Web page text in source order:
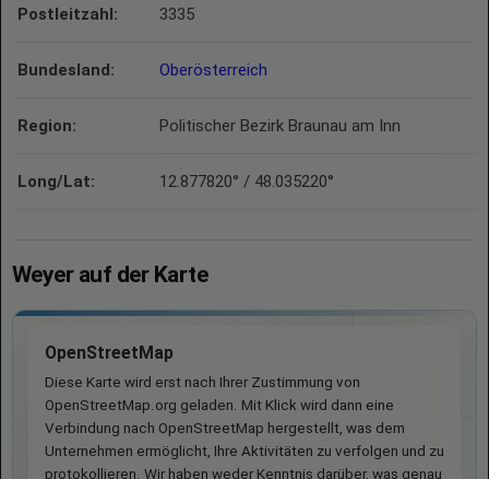
Postleitzahl: 3335
Bundesland: Oberösterreich
Region: Politischer Bezirk Braunau am Inn
Long/Lat: 12.877820° / 48.035220°
Weyer auf der Karte
OpenStreetMap
Diese Karte wird erst nach Ihrer Zustimmung von
OpenStreetMap.org geladen. Mit Klick wird dann eine
Verbindung nach OpenStreetMap hergestellt, was dem
Unternehmen ermöglicht, Ihre Aktivitäten zu verfolgen und zu
protokollieren. Wir haben weder Kenntnis darüber, was genau